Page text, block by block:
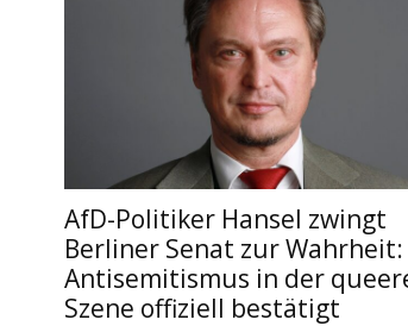
AfD-Politiker Hansel zwingt
Berliner Senat zur Wahrheit:
Antisemitismus in der
Szene offiziell bestätigt